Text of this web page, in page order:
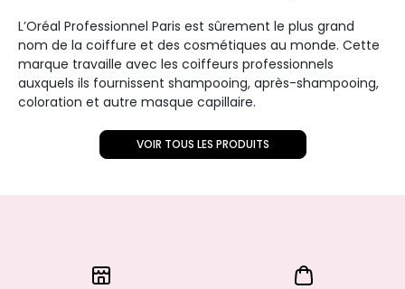
L’Oréal Professionnel Paris est sûrement le plus grand
nom de la coiffure et des cosmétiques au monde. Cette
marque travaille avec les coiffeurs professionnels
auxquels ils fournissent shampooing, après-shampooing,
coloration et autre masque capillaire.
VOIR TOUS LES PRODUITS